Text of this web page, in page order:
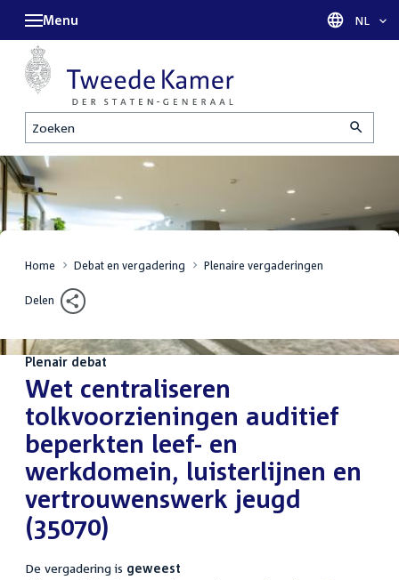
Zoeken
Menu Taal
NL
Home Debat en vergadering Plenaire vergaderingen
Delen
Plenair debat
:Wet centraliseren
tolkvoorzieningen auditief
beperkten leef- en
werkdomein, luisterlijnen en
vertrouwenswerk jeugd
(35070)
De vergadering is geweest